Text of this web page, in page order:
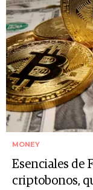
MONEY
Esenciales de
criptobonos,